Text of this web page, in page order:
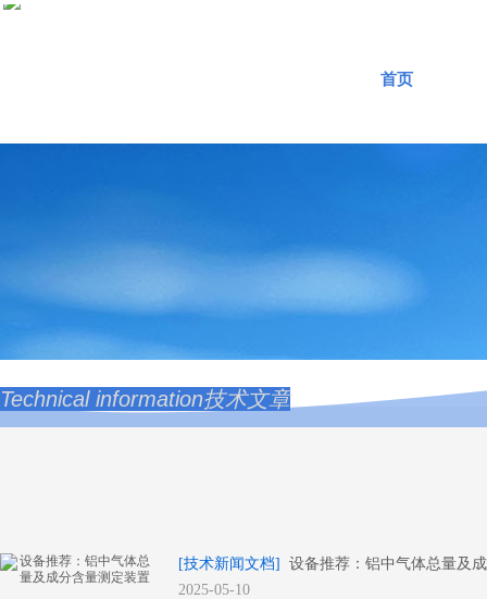
首页
Technical information技术文章
[技术新闻文档]
设备推荐：铝中气体总量及
2025-05-10